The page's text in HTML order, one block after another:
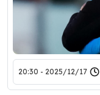
2025/12/17 - 20:30